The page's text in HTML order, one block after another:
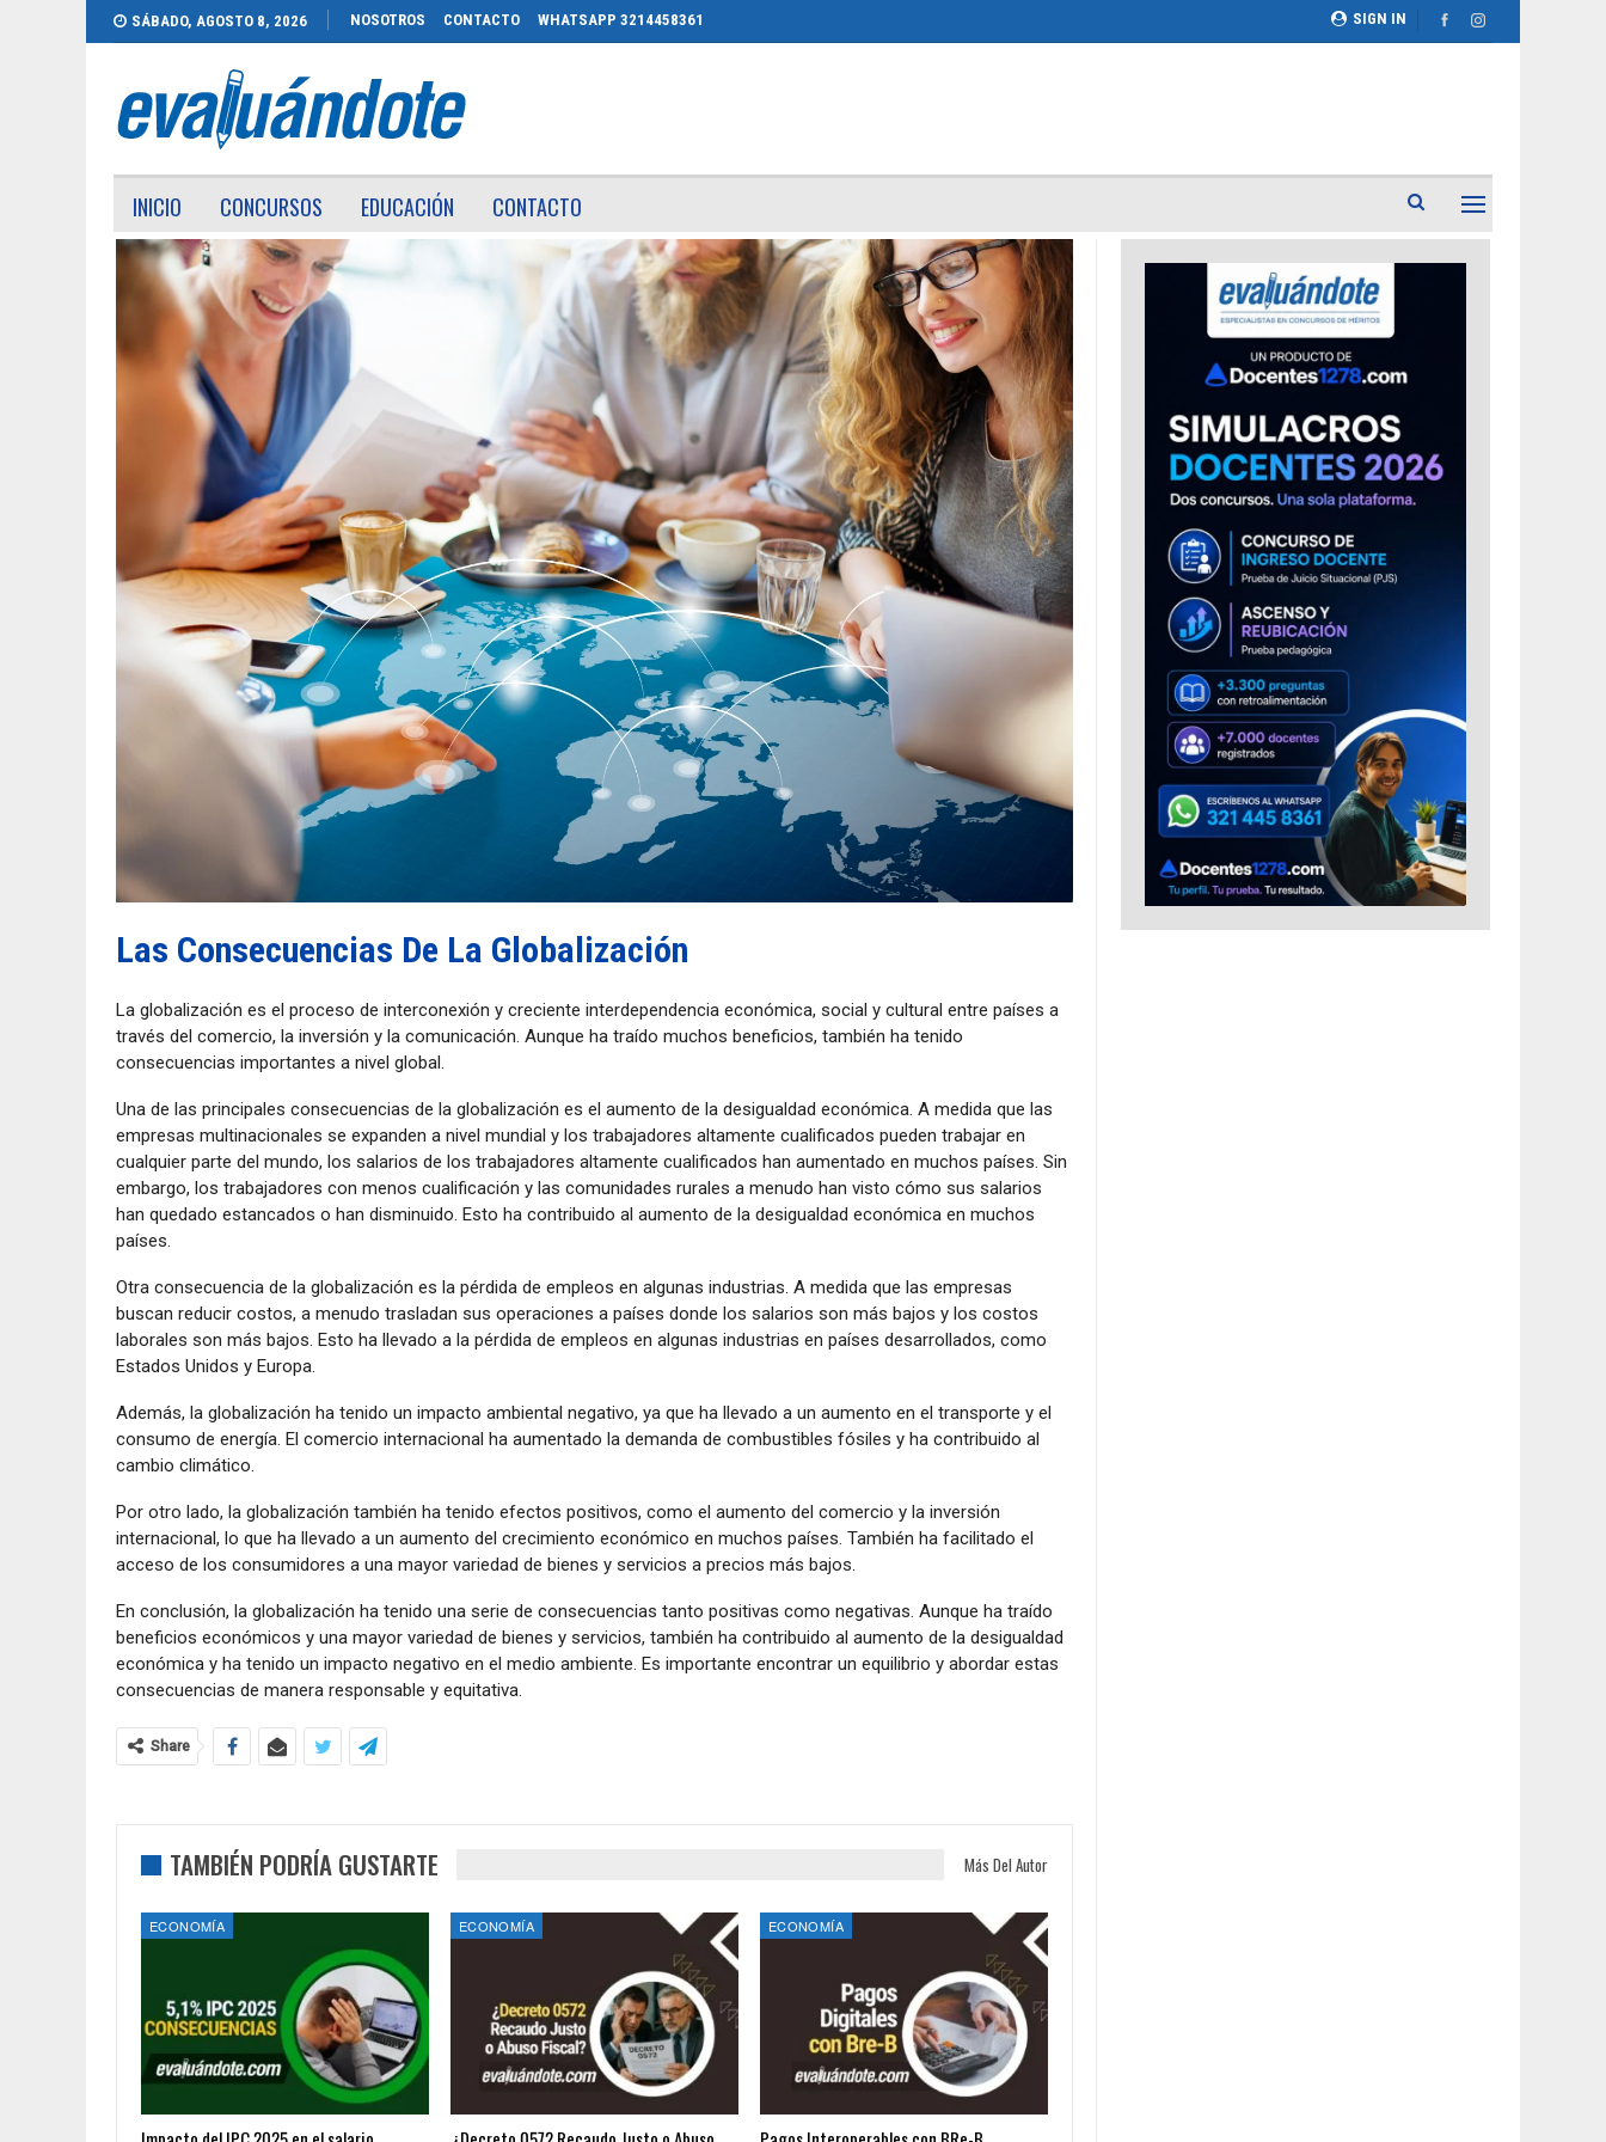
SIGN IN
SÁBADO, AGOSTO 8, 2026 NOSOTROS CONTACTO WHATSAPP 3214458361
INICIO CONCURSOS EDUCACIÓN CONTACTO
Las Consecuencias De La Globalización
La globalización es el proceso de interconexión y creciente interdependencia económica, social y cultural entre países a
través del comercio, la inversión y la comunicación. Aunque ha traído muchos beneficios, también ha tenido
consecuencias importantes a nivel global.
Una de las principales consecuencias de la globalización es el aumento de la desigualdad económica. A medida que las
empresas multinacionales se expanden a nivel mundial y los trabajadores altamente cualificados pueden trabajar en
cualquier parte del mundo, los salarios de los trabajadores altamente cualificados han aumentado en muchos países. Sin
embargo, los trabajadores con menos cualificación y las comunidades rurales a menudo han visto cómo sus salarios
han quedado estancados o han disminuido. Esto ha contribuido al aumento de la desigualdad económica en muchos
países.
Otra consecuencia de la globalización es la pérdida de empleos en algunas industrias. A medida que las empresas
buscan reducir costos, a menudo trasladan sus operaciones a países donde los salarios son más bajos y los costos
laborales son más bajos. Esto ha llevado a la pérdida de empleos en algunas industrias en países desarrollados, como
Estados Unidos y Europa.
Además, la globalización ha tenido un impacto ambiental negativo, ya que ha llevado a un aumento en el transporte y el
consumo de energía. El comercio internacional ha aumentado la demanda de combustibles fósiles y ha contribuido al
cambio climático.
Por otro lado, la globalización también ha tenido efectos positivos, como el aumento del comercio y la inversión
internacional, lo que ha llevado a un aumento del crecimiento económico en muchos países. También ha facilitado el
acceso de los consumidores a una mayor variedad de bienes y servicios a precios más bajos.
En conclusión, la globalización ha tenido una serie de consecuencias tanto positivas como negativas. Aunque ha traído
beneficios económicos y una mayor variedad de bienes y servicios, también ha contribuido al aumento de la desigualdad
económica y ha tenido un impacto negativo en el medio ambiente. Es importante encontrar un equilibrio y abordar estas
consecuencias de manera responsable y equitativa.
Share
TAMBIÉN PODRÍA GUSTARTE Más Del Autor
ECONOMÍA ECONOMÍA ECONOMÍA